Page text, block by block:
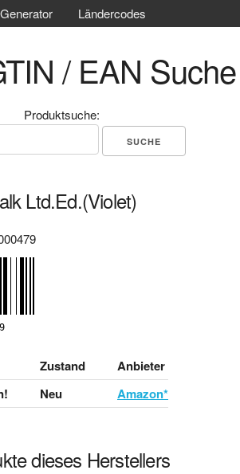
Ländercodes
/ EAN Suche
Produktsuche:
Ltd.Ed.(Violet)
Zustand
Anbieter
Neu Amazon*
dieses Herstellers